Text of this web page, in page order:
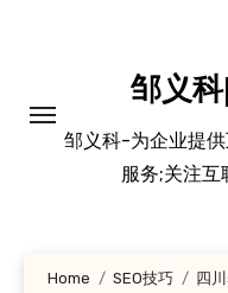
邹义
邹义科-为企业提
服务;关注互
Home SEO技巧 四